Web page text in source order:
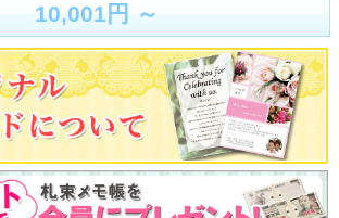
10,001円 ～